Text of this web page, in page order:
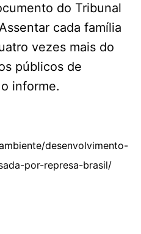
do Tribunal
cada família
vezes mais do
públicos de
informe.
desenvolvimento-
por-represa-brasil/